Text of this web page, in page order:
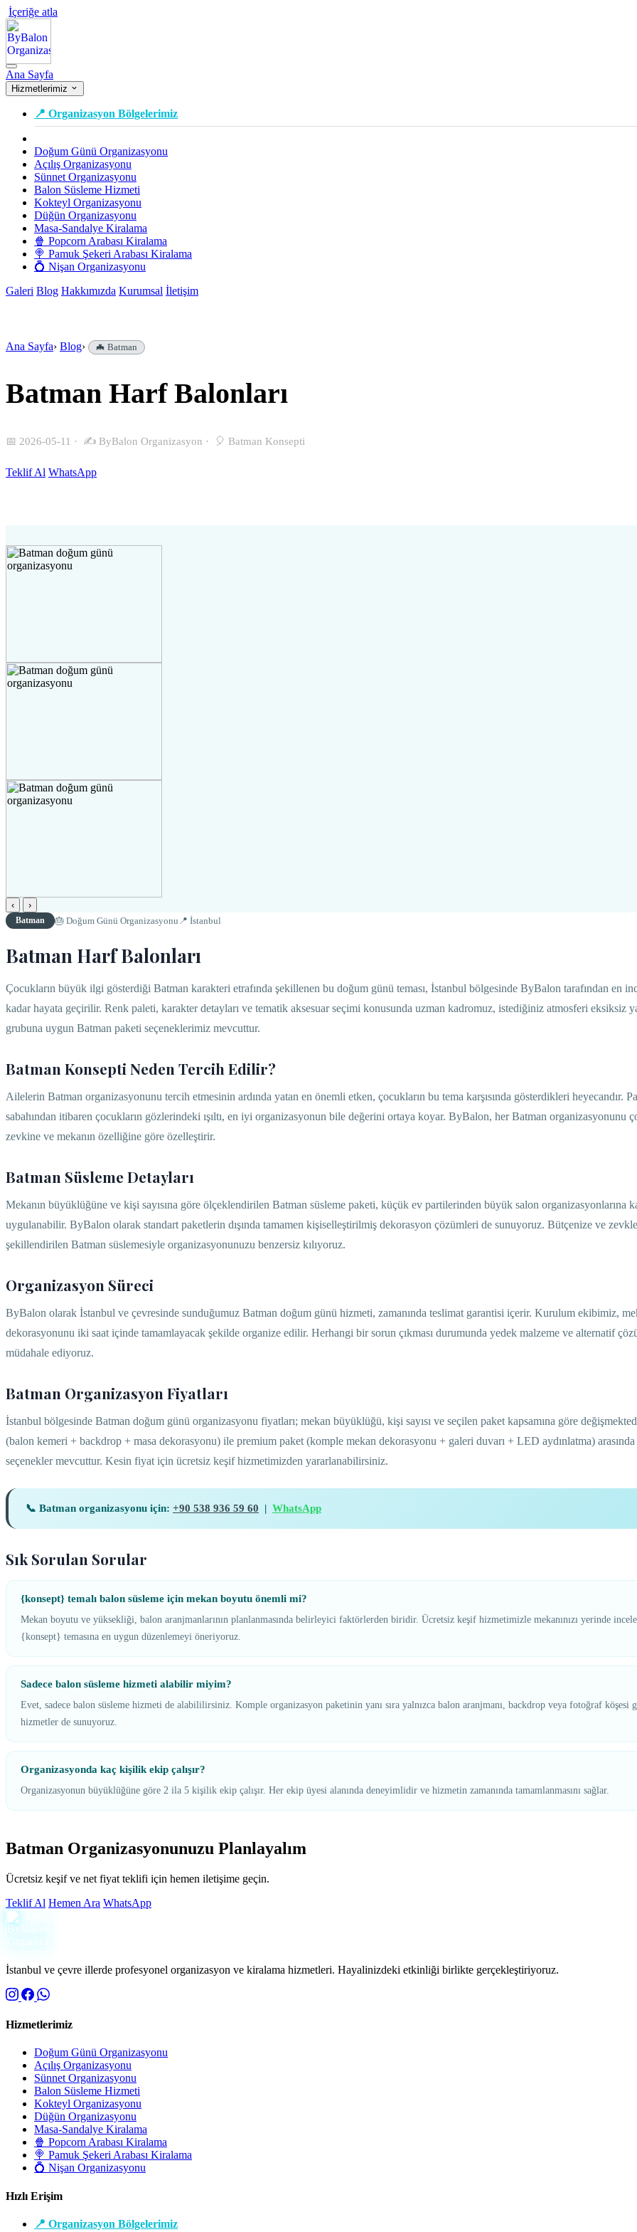
İçeriğe atla
Ana Sayfa
Hizmetlerimiz
📍 Organizasyon Bölgelerimiz
Doğum Günü Organizasyonu
Açılış Organizasyonu
Sünnet Organizasyonu
Balon Süsleme Hizmeti
Kokteyl Organizasyonu
Düğün Organizasyonu
Masa-Sandalye Kiralama
🍿 Popcorn Arabası Kiralama
🍭 Pamuk Şekeri Arabası Kiralama
💍 Nişan Organizasyonu
Galeri Blog Hakkımızda Kurumsal İletişim
Ana Sayfa› Blog› 🦇 Batman
Batman Harf Balonları
📅 2026-05-11 · ✍️ ByBalon Organizasyon · 🎈 Batman Konsepti
Teklif Al WhatsApp
‹ ›
Batman 🎂 Doğum Günü Organizasyonu 📍 İstanbul
Batman Harf Balonları
Çocukların büyük ilgi gösterdiği Batman karakteri etrafında şekillenen bu doğum günü teması, İstanbul bölgesinde ByBalon tarafından en
kadar hayata geçirilir. Renk paleti, karakter detayları ve tematik aksesuar seçimi konusunda uzman kadromuz, istediğiniz atmosferi eksiksiz
grubuna uygun Batman paketi seçeneklerimiz mevcuttur.
Batman Konsepti Neden Tercih Edilir?
Ailelerin Batman organizasyonunu tercih etmesinin ardında yatan en önemli etken, çocukların bu tema karşısında gösterdikleri heyecandır.
sabahından itibaren çocukların gözlerindeki ışıltı, en iyi organizasyonun bile değerini ortaya koyar. ByBalon, her Batman organizasyonunu
zevkine ve mekanın özelliğine göre özelleştirir.
Batman Süsleme Detayları
Mekanın büyüklüğüne ve kişi sayısına göre ölçeklendirilen Batman süsleme paketi, küçük ev partilerinden büyük salon organizasyonlarına
uygulanabilir. ByBalon olarak standart paketlerin dışında tamamen kişiselleştirilmiş dekorasyon çözümleri de sunuyoruz. Bütçenize ve
şekillendirilen Batman süslemesiyle organizasyonunuzu benzersiz kılıyoruz.
Organizasyon Süreci
ByBalon olarak İstanbul ve çevresinde sunduğumuz Batman doğum günü hizmeti, zamanında teslimat garantisi içerir. Kurulum ekibimiz,
dekorasyonunu iki saat içinde tamamlayacak şekilde organize edilir. Herhangi bir sorun çıkması durumunda yedek malzeme ve alternatif
müdahale ediyoruz.
Batman Organizasyon Fiyatları
İstanbul bölgesinde Batman doğum günü organizasyonu fiyatları; mekan büyüklüğü, kişi sayısı ve seçilen paket kapsamına göre
(balon kemeri + backdrop + masa dekorasyonu) ile premium paket (komple mekan dekorasyonu + galeri duvarı + LED aydınlatma)
seçenekler mevcuttur. Kesin fiyat için ücretsiz keşif hizmetimizden yararlanabilirsiniz.
📞 Batman organizasyonu için: +90 538 936 59 60 | WhatsApp
Sık Sorulan Sorular
{konsept} temalı balon süsleme için mekan boyutu önemli mi?
Mekan boyutu ve yüksekliği, balon aranjmanlarının planlanmasında belirleyici faktörlerden biridir. Ücretsiz keşif hizmetimizle mekanınızı yerinde
{konsept} temasına en uygun düzenlemeyi öneriyoruz.
Sadece balon süsleme hizmeti alabilir miyim?
Evet, sadece balon süsleme hizmeti de alabililirsiniz. Komple organizasyon paketinin yanı sıra yalnızca balon aranjmanı, backdrop veya fotoğraf köşesi
hizmetler de sunuyoruz.
Organizasyonda kaç kişilik ekip çalışır?
Organizasyonun büyüklüğüne göre 2 ila 5 kişilik ekip çalışır. Her ekip üyesi alanında deneyimlidir ve hizmetin zamanında tamamlanmasını sağlar.
Batman Organizasyonunuzu Planlayalım
Ücretsiz keşif ve net fiyat teklifi için hemen iletişime geçin.
Teklif Al Hemen Ara WhatsApp
İstanbul ve çevre illerde profesyonel organizasyon ve kiralama hizmetleri. Hayalinizdeki etkinliği birlikte gerçekleştiriyoruz.
Hizmetlerimiz
Doğum Günü Organizasyonu
Açılış Organizasyonu
Sünnet Organizasyonu
Balon Süsleme Hizmeti
Kokteyl Organizasyonu
Düğün Organizasyonu
Masa-Sandalye Kiralama
🍿 Popcorn Arabası Kiralama
🍭 Pamuk Şekeri Arabası Kiralama
💍 Nişan Organizasyonu
Hızlı Erişim
📍 Organizasyon Bölgelerimiz